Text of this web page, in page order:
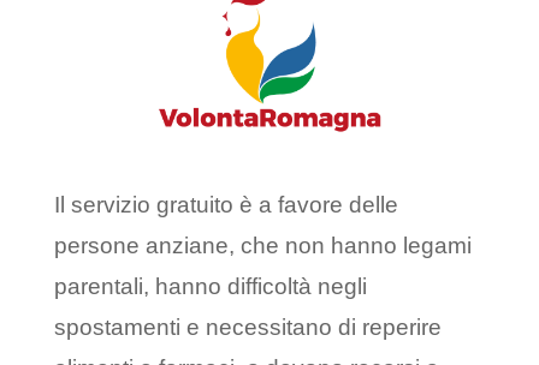
Il servizio gratuito è a favore delle
persone anziane, che non hanno legami
parentali, hanno difficoltà negli
spostamenti e necessitano di reperire